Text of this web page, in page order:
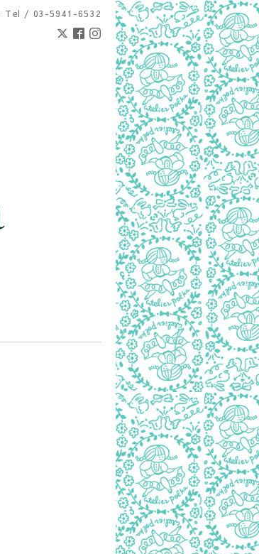
Tel / 03-5941-6532